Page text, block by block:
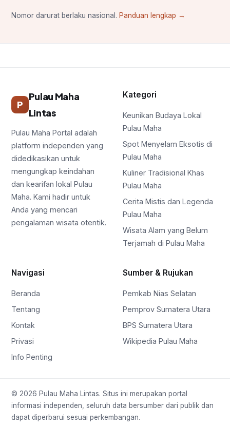
Nomor darurat berlaku nasional. Panduan lengkap →
P
Pulau Maha
Lintas
Pulau Maha Portal adalah
platform independen yang
didedikasikan untuk
mengungkap keindahan
dan kearifan lokal Pulau
Maha. Kami hadir untuk
Anda yang mencari
pengalaman wisata otentik.
Kategori
Keunikan Budaya Lokal
Pulau Maha
Spot Menyelam Eksotis di
Pulau Maha
Kuliner Tradisional Khas
Pulau Maha
Cerita Mistis dan Legenda
Pulau Maha
Wisata Alam yang Belum
Terjamah di Pulau Maha
Navigasi
Beranda
Tentang
Kontak
Privasi
Info Penting
Sumber & Rujukan
Pemkab Nias Selatan
Pemprov Sumatera Utara
BPS Sumatera Utara
Wikipedia Pulau Maha
© 2026 Pulau Maha Lintas. Situs ini merupakan portal
informasi independen, seluruh data bersumber dari publik dan
dapat diperbarui sesuai perkembangan.